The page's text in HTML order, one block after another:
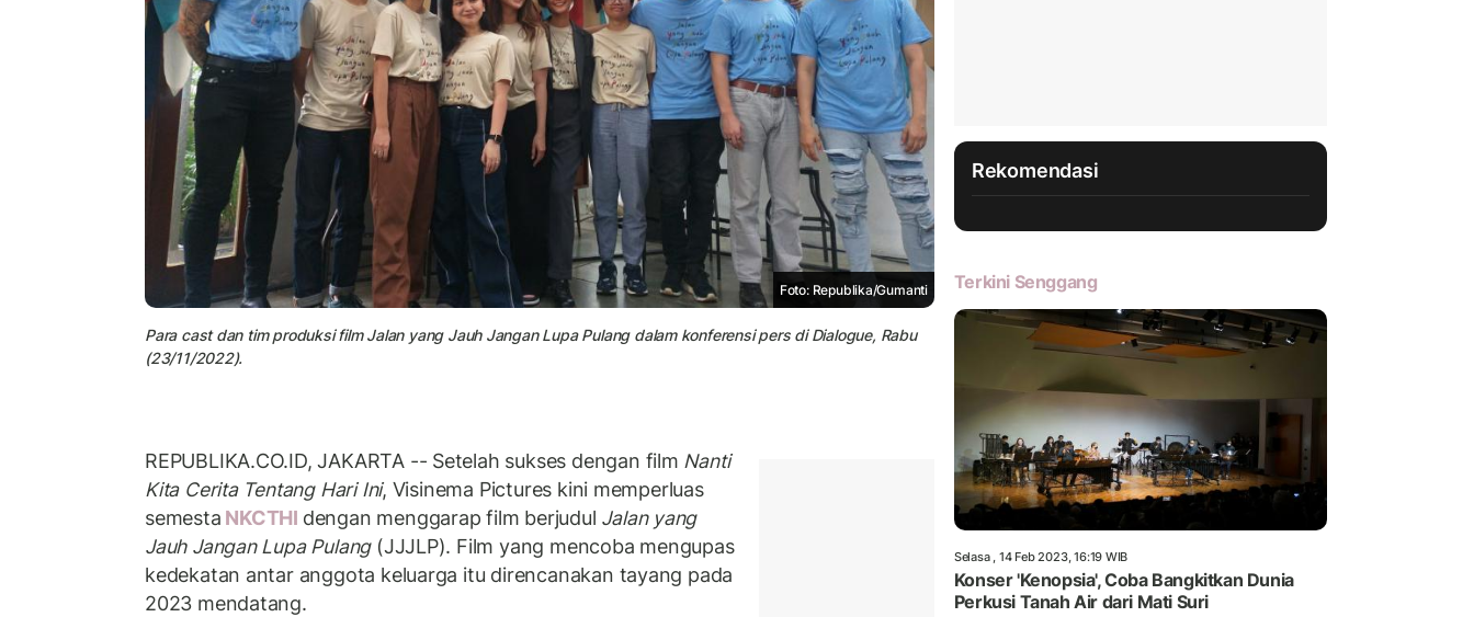
Foto: Republika/Gumanti
Para cast dan tim produksi film Jalan yang Jauh Jangan Lupa Pulang dalam konferensi pers di Dialogue, Rabu
(23/11/2022).
REPUBLIKA.CO.ID, JAKARTA -- Setelah sukses dengan film Nanti
Kita Cerita Tentang Hari Ini, Visinema Pictures kini memperluas
semesta NKCTHI dengan menggarap film berjudul Jalan yang
Jauh Jangan Lupa Pulang(JJJLP). Film yang mencoba mengupas
kedekatan antar anggota keluarga itu direncanakan tayang pada
2023 mendatang.
Rekomendasi
Terkini Senggang
Selasa , 14 Feb 2023, 16:19 WIB
Konser 'Kenopsia', Coba Bangkitkan Dunia
Perkusi Tanah Air dari Mati Suri